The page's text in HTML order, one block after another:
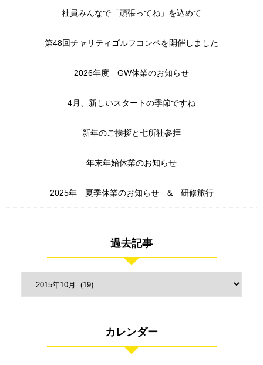
社員みんなで「頑張ってね」を込めて
第48回チャリティゴルフコンペを開催しました
2026年度 GW休業のお知らせ
4月、新しいスタートの季節ですね
新年のご挨拶と七所社参拝
年末年始休業のお知らせ
2025年 夏季休業のお知らせ & 研修旅行
過去記事
カレンダー